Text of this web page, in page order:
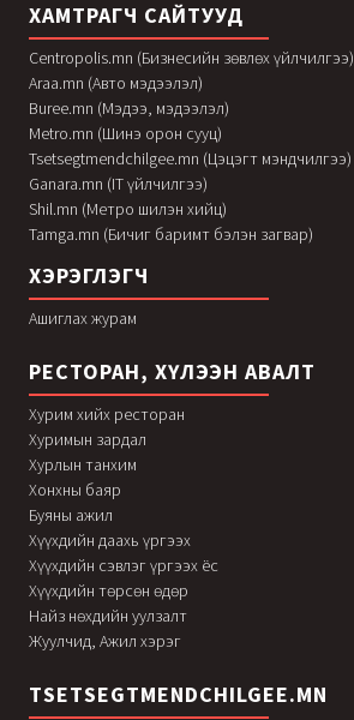
ХАМТРАГЧ САЙТУУД
Centropolis.mn (Бизнесийн зөвлөх үйлчилгээ)
Araa.mn (Авто мэдээлэл)
Buree.mn (Мэдээ, мэдээлэл)
Metro.mn (Шинэ орон сууц)
Tsetsegtmendchilgee.mn (Цэцэгт мэндчилгээ)
Ganara.mn (IT үйлчилгээ)
Shil.mn (Метро шилэн хийц)
Tamga.mn (Бичиг баримт бэлэн загвар)
ХЭРЭГЛЭГЧ
Ашиглах журам
РЕСТОРАН, ХҮЛЭЭН АВАЛТ
Хурим хийх ресторан
Хуримын зардал
Хурлын танхим
Хонхны баяр
Буяны ажил
Хүүхдийн даахь үргээх
Хүүхдийн сэвлэг үргээх ёс
Хүүхдийн төрсөн өдөр
Найз нөхдийн уулзалт
Жуулчид, Ажил хэрэг
TSETSEGTMENDCHILGEE.MN